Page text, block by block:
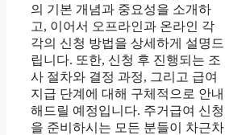
의 기본 개념과 중요성을 소개하
고, 이어서 오프라인과 온라인 각
각의 신청 방법을 상세하게 설명드
립니다. 또한, 신청 후 진행되는 조
사 절차와 결정 과정, 그리고 급여
지급 단계에 대해 구체적으로 안내
해드릴 예정입니다. 주거급여 신청
을 준비하시는 모든 분들이 차근차